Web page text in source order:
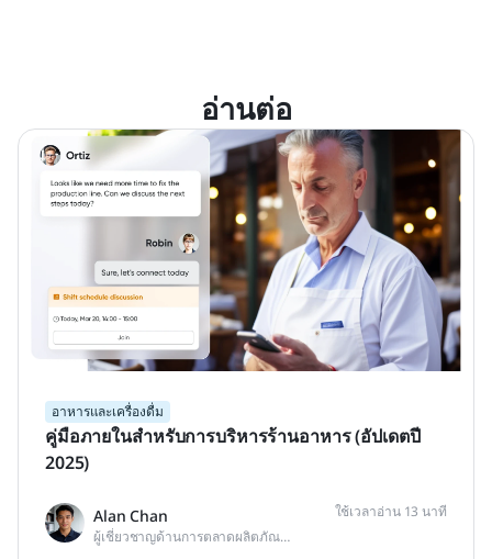
อ่านต่อ
อาหารและเครื่องดื่ม
คู่มือภายในสำหรับการบริหารร้านอาหาร (อัปเดตปี
2025)
Alan Chan
ผู้เชี่ยวชาญด้านการตลาดผลิตภัณฑ์เชิงเทคนิค
ใช้เวลาอ่าน 13 นาที